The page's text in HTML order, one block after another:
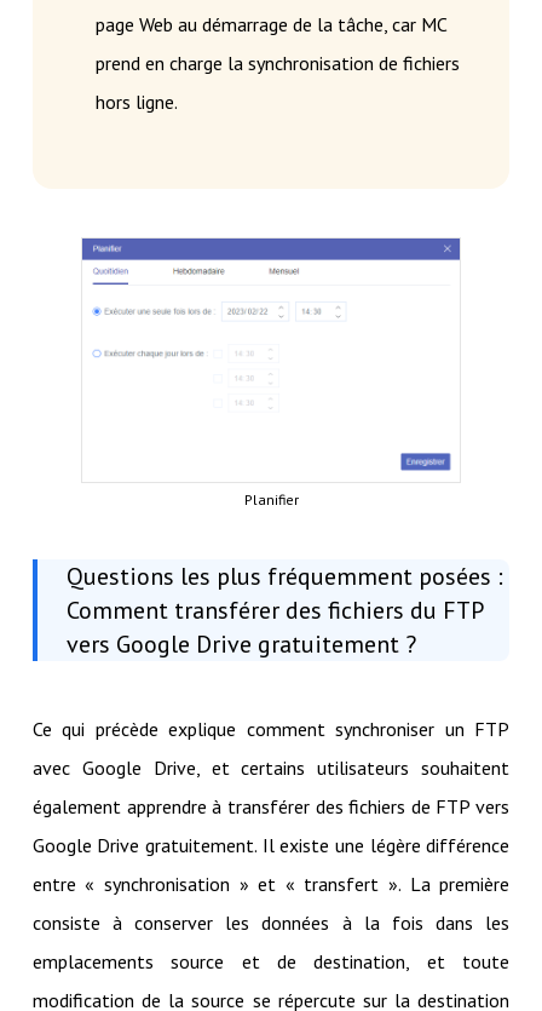
page Web au démarrage de la tâche, car MC
prend en charge la synchronisation de fichiers
hors ligne.
Planifier
Questions les plus fréquemment posées :
Comment transférer des fichiers du FTP
vers Google Drive gratuitement ?
Ce qui précède explique comment synchroniser un FTP
avec Google Drive, et certains utilisateurs souhaitent
également apprendre à transférer des fichiers de FTP vers
Google Drive gratuitement. Il existe une légère différence
entre « synchronisation » et « transfert ». La première
consiste à conserver les données à la fois dans les
emplacements source et de destination, et toute
modification de la source se répercute sur la destination